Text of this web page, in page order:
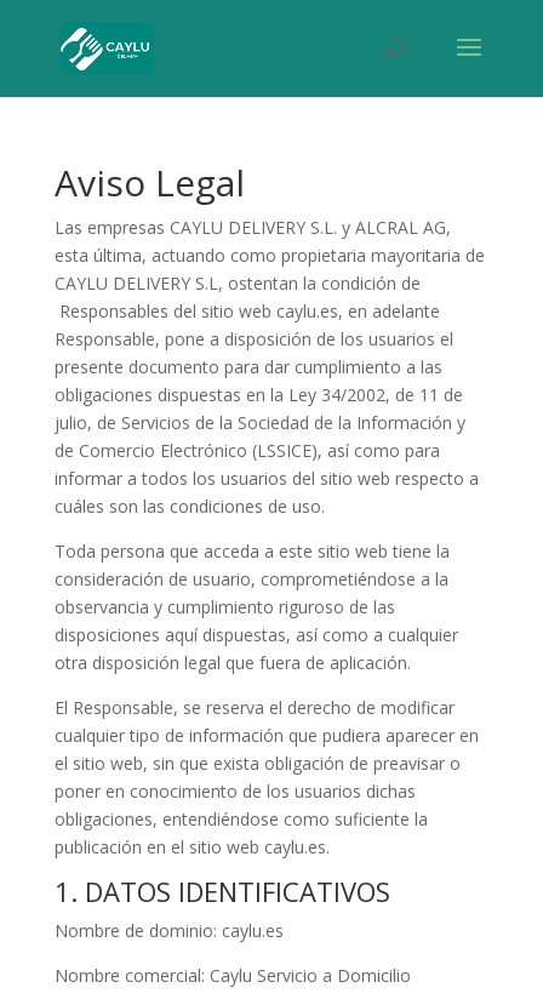
Aviso Legal
Las empresas CAYLU DELIVERY S.L. y ALCRAL AG,
esta última, actuando como propietaria mayoritaria de
CAYLU DELIVERY S.L, ostentan la condición de
Responsables del sitio web caylu.es, en adelante
Responsable, pone a disposición de los usuarios el
presente documento para dar cumplimiento a las
obligaciones dispuestas en la Ley 34/2002, de 11 de
julio, de Servicios de la Sociedad de la Información y
de Comercio Electrónico (LSSICE), así como para
informar a todos los usuarios del sitio web respecto a
cuáles son las condiciones de uso.
Toda persona que acceda a este sitio web tiene la
consideración de usuario, comprometiéndose a la
observancia y cumplimiento riguroso de las
disposiciones aquí dispuestas, así como a cualquier
otra disposición legal que fuera de aplicación.
El Responsable, se reserva el derecho de modificar
cualquier tipo de información que pudiera aparecer en
el sitio web, sin que exista obligación de preavisar o
poner en conocimiento de los usuarios dichas
obligaciones, entendiéndose como suficiente la
publicación en el sitio web caylu.es.
1. DATOS IDENTIFICATIVOS
Nombre de dominio: caylu.es
Nombre comercial: Caylu Servicio a Domicilio